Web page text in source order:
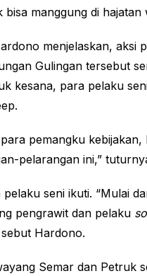
manggung di hajatan
menjelaskan, aksi
Gulingan tersebut
kesana, para pelaku
pemangku
pelarangan ini,”
seni ikuti. “Mulai
pengrawit dan pelaku
Hardono.
Semar dan Petruk